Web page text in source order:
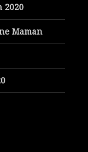
2020
Maman